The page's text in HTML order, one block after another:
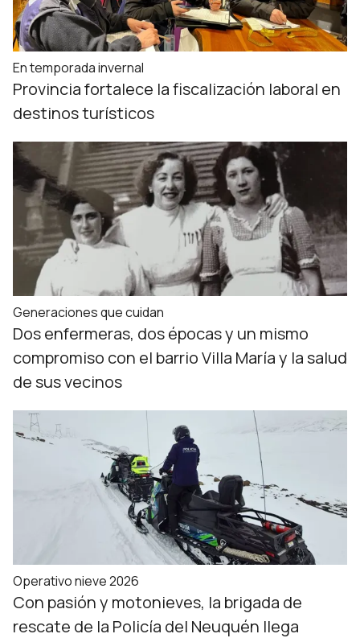
En temporada invernal
Provincia fortalece la fiscalización laboral en
destinos turísticos
Generaciones que cuidan
Dos enfermeras, dos épocas y un mismo
compromiso con el barrio Villa María y la salud
de sus vecinos
Operativo nieve 2026
Con pasión y motonieves, la brigada de
rescate de la Policía del Neuquén llega